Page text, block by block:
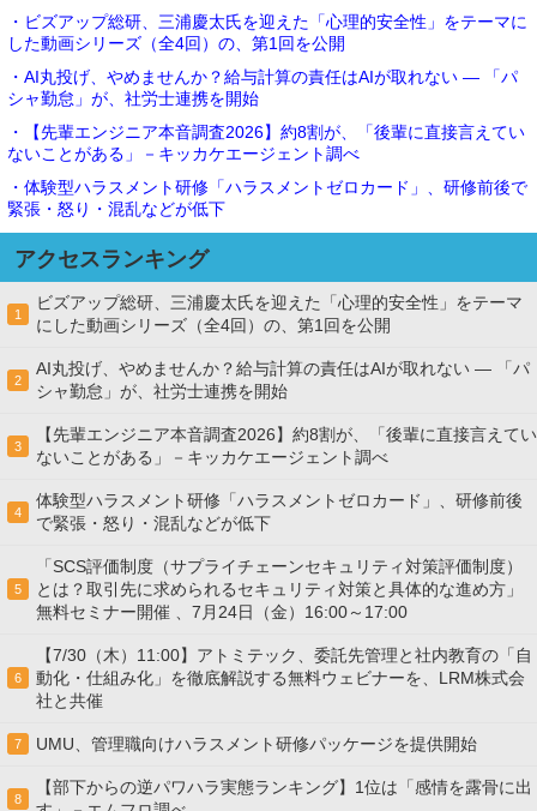
・ビズアップ総研、三浦慶太氏を迎えた「心理的安全性」をテーマに
した動画シリーズ（全4回）の、第1回を公開
・AI丸投げ、やめませんか？給与計算の責任はAIが取れない ― 「パ
シャ勤怠」が、社労士連携を開始
・【先輩エンジニア本音調査2026】約8割が、「後輩に直接言えてい
ないことがある」－キッカケエージェント調べ
・体験型ハラスメント研修「ハラスメントゼロカード」、研修前後で
緊張・怒り・混乱などが低下
アクセスランキング
1
ビズアップ総研、三浦慶太氏を迎えた「心理的安全性」をテーマ
にした動画シリーズ（全4回）の、第1回を公開
2
AI丸投げ、やめませんか？給与計算の責任はAIが取れない ― 「パ
シャ勤怠」が、社労士連携を開始
3
【先輩エンジニア本音調査2026】約8割が、「後輩に直接言えてい
ないことがある」－キッカケエージェント調べ
4
体験型ハラスメント研修「ハラスメントゼロカード」、研修前後
で緊張・怒り・混乱などが低下
5
「SCS評価制度（サプライチェーンセキュリティ対策評価制度）
とは？取引先に求められるセキュリティ対策と具体的な進め方」
無料セミナー開催 、7月24日（金）16:00～17:00
6
【7/30（木）11:00】アトミテック、委託先管理と社内教育の「自
動化・仕組み化」を徹底解説する無料ウェビナーを、LRM株式会
社と共催
7 UMU、管理職向けハラスメント研修パッケージを提供開始
8
【部下からの逆パワハラ実態ランキング】1位は「感情を露骨に出